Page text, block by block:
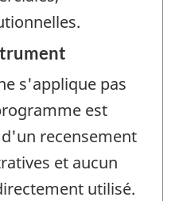
s'applique pas
est
recensement
et aucun
utilisé.